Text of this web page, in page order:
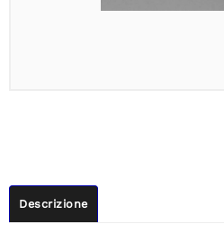
Descrizione